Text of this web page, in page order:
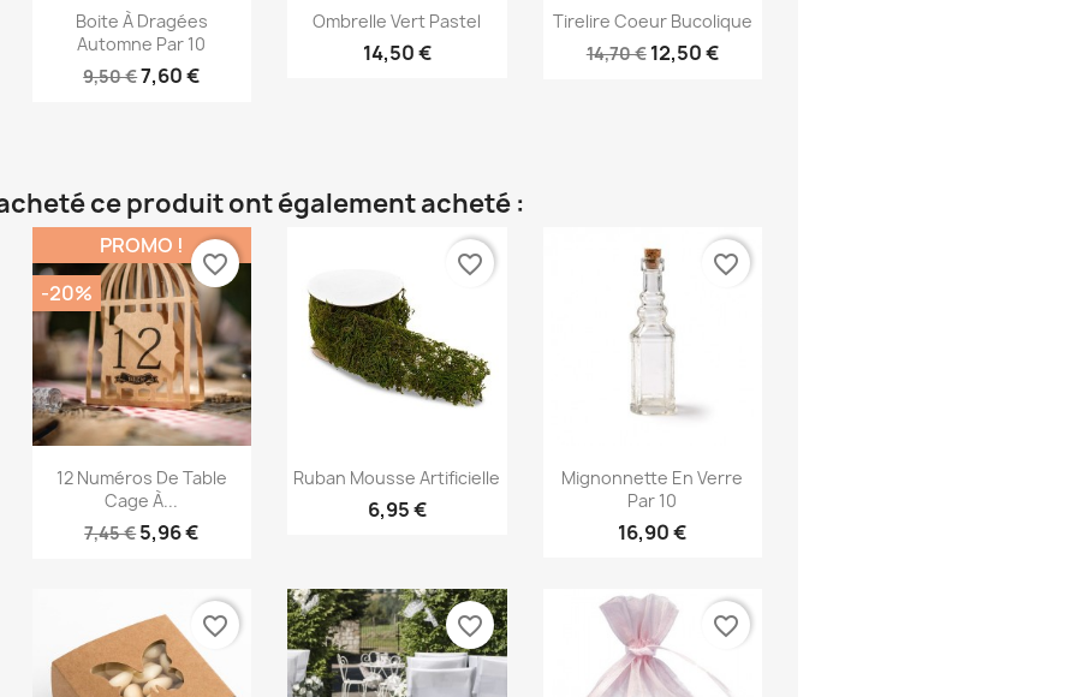
Aperçu rapide
Boite À Dragées
Automne Par 10
9,50 €7,60 €
Aperçu rapide
Ombrelle Vert Pastel
14,50 €
Aperçu rapide
Tirelire Coeur Bucolique
14,70 € 12,50 €
ce produit ont également acheté :
Aperçu rapide
12 Numéros De Table
Cage À...
7,45 €5,96 €
PROMO !
-20%
favorite_border
Aperçu rapide
Ruban Mousse Artificielle
6,95 €
favorite_border
Aperçu rapide
Mignonnette En Verre
Par 10
16,90 €
favorite_border
favorite_border favorite_border favorite_border